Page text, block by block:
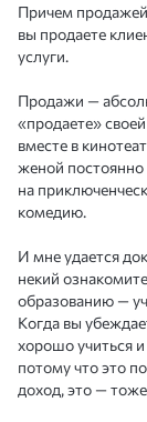
Причем продажей
вы продаете
услуги.
Продажи —
«продаете»
вместе в
женой
на
комедию.
И мне удается
некий
образованию —
Когда вы
хорошо учиться
потому что это
доход, это —